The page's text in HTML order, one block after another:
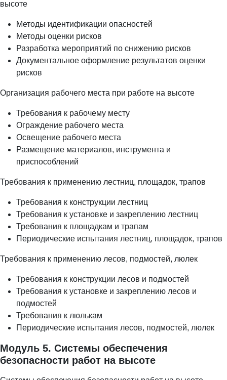
высоте
Методы идентификации опасностей
Методы оценки рисков
Разработка мероприятий по снижению рисков
Документальное оформление результатов оценки
рисков
Организация рабочего места при работе на высоте
Требования к рабочему месту
Ограждение рабочего места
Освещение рабочего места
Размещение материалов, инструмента и
приспособлений
Требования к применению лестниц, площадок, трапов
Требования к конструкции лестниц
Требования к установке и закреплению лестниц
Требования к площадкам и трапам
Периодические испытания лестниц, площадок, трапов
Требования к применению лесов, подмостей, люлек
Требования к конструкции лесов и подмостей
Требования к установке и закреплению лесов и
подмостей
Требования к люлькам
Периодические испытания лесов, подмостей, люлек
Модуль 5. Системы обеспечения
безопасности работ на высоте